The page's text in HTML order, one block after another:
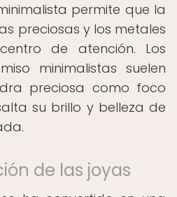
permite que la
preciosas y los metales
de atención. Los
minimalistas suelen
preciosa como foco
su brillo y belleza de
de las joyas